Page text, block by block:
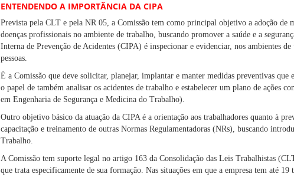
ENTENDENDO A IMPORTÂNCIA DA CIPA
Prevista pela CLT e pela NR 05, a Comissão tem como principal objetivo a adoção de
doenças profissionais no ambiente de trabalho, buscando promover a saúde e a
Interna de Prevenção de Acidentes (CIPA) é inspecionar e evidenciar, nos ambientes de
pessoas.
É a Comissão que deve solicitar, planejar, implantar e manter medidas preventivas
o papel de também analisar os acidentes de trabalho e estabelecer um plano de ações
em Engenharia de Segurança e Medicina do Trabalho).
Outro objetivo básico da atuação da CIPA é a orientação aos trabalhadores quanto à
capacitação e treinamento de outras Normas Regulamentadoras (NRs), buscando
Trabalho.
A Comissão tem suporte legal no artigo 163 da Consolidação das Leis Trabalhistas
que trata especificamente de sua formação. Nas situações em que a empresa tem até